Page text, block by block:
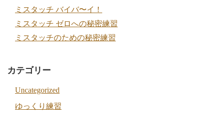
ミスタッチ バイバ〜イ！
ミスタッチ ゼロへの秘密練習
ミスタッチのための秘密練習
カテゴリー
Uncategorized
ゆっくり練習